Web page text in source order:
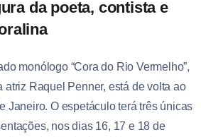
da poeta, contista e
monólogo “Cora do Rio Vermelho”,
atriz Raquel Penner, está de volta ao
Janeiro. O espetáculo terá três únicas
nos dias 16, 17 e 18 de